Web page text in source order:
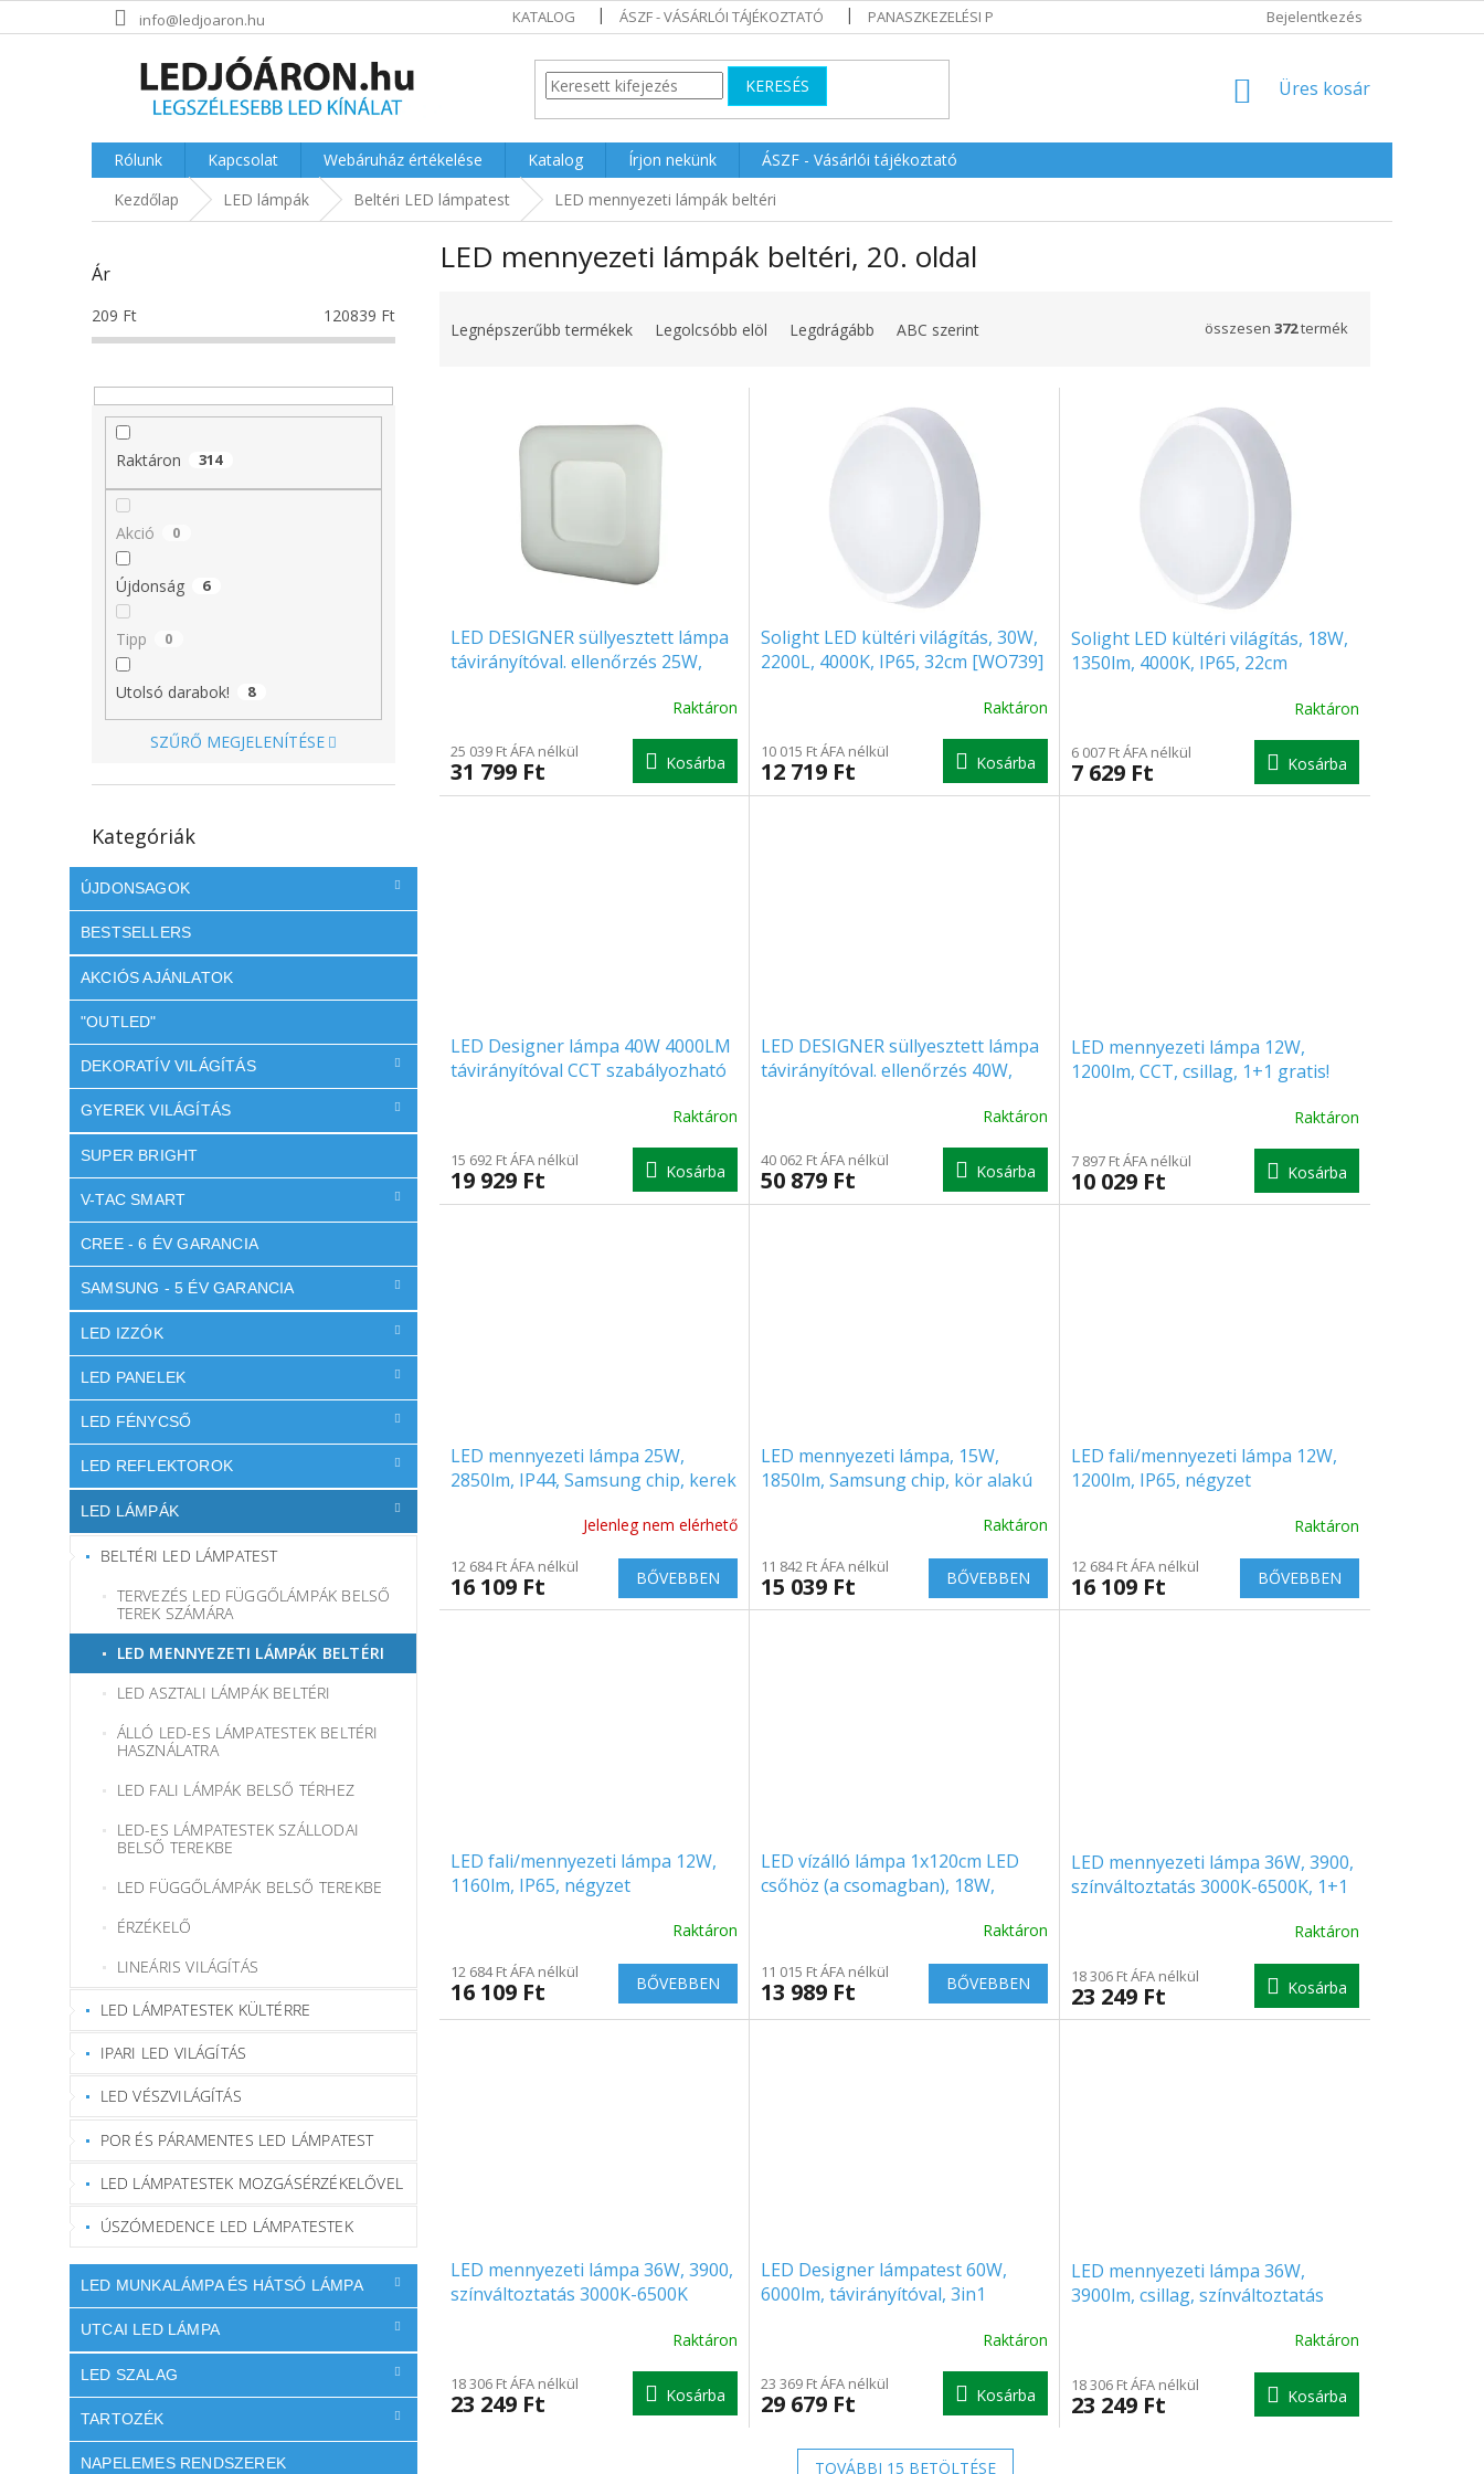
a
info@ledjoaron.hu KATALOG ÁSZF - VÁSÁRLÓI TÁJÉKOZTATÓ PANASZKEZELÉSI POLITIKA Bejelentkezés
KERESÉS KOSÁR
Üres kosár
Rólunk Kapcsolat Webáruház értékelése Katalog Írjon nekünk
ÁSZF - Vásárlói tájékoztató
Kezdőlap
LED lámpák Beltéri LED lámpatest LED mennyezeti lámpák beltéri
d
a
l
p
Ár
209 Ft 120839 Ft
Raktáron 314
Akció 0
Újdonság 6
Tipp 0
Utolsó darabok! 8
SZŰRŐ MEGJELENÍTÉSE
átugrása
Kategóriák
ÚJDONSAGOK
BESTSELLERS
AKCIÓS AJÁNLATOK
"OUTLED"
DEKORATÍV VILÁGÍTÁS
GYEREK VILÁGÍTÁS
SUPER BRIGHT
V-TAC SMART
CREE - 6 ÉV GARANCIA
SAMSUNG - 5 ÉV GARANCIA
LED IZZÓK
LED PANELEK
LED FÉNYCSŐ
LED REFLEKTOROK
LED LÁMPÁK
BELTÉRI LED LÁMPATEST
TERVEZÉS LED FÜGGŐLÁMPÁK BELSŐ
TEREK SZÁMÁRA
LED MENNYEZETI LÁMPÁK BELTÉRI
LED ASZTALI LÁMPÁK BELTÉRI
ÁLLÓ LED-ES LÁMPATESTEK BELTÉRI
HASZNÁLATRA
LED FALI LÁMPÁK BELSŐ TÉRHEZ
LED-ES LÁMPATESTEK SZÁLLODAI
BELSŐ TEREKBE
LED FÜGGŐLÁMPÁK BELSŐ TEREKBE
ÉRZÉKELŐ
LINEÁRIS VILÁGÍTÁS
LED LÁMPATESTEK KÜLTÉRRE
IPARI LED VILÁGÍTÁS
LED VÉSZVILÁGÍTÁS
POR ÉS PÁRAMENTES LED LÁMPATEST
LED LÁMPATESTEK MOZGÁSÉRZÉKELŐVEL
ÚSZÓMEDENCE LED LÁMPATESTEK
LED MUNKALÁMPA ÉS HÁTSÓ LÁMPA
UTCAI LED LÁMPA
LED SZALAG
TARTOZÉK
NAPELEMES RENDSZEREK
LED mennyezeti lámpák beltéri, 20. oldal
Legnépszerűbb termékek Legolcsóbb elöl Legdrágább ABC szerint összesen 372termék
LED DESIGNER süllyesztett lámpa
távirányítóval. ellenőrzés 25W,
Raktáron
25 039 Ft ÁFA nélkül
31 799 Ft Kosárba
Solight LED kültéri világítás, 30W,
2200L, 4000K, IP65, 32cm [WO739]
Raktáron
10 015 Ft ÁFA nélkül
12 719 Ft Kosárba
Solight LED kültéri világítás, 18W,
1350lm, 4000K, IP65, 22cm
Raktáron
6 007 Ft ÁFA nélkül
7 629 Ft Kosárba
LED Designer lámpa 40W 4000LM
távirányítóval CCT szabályozható
Raktáron
15 692 Ft ÁFA nélkül
19 929 Ft Kosárba
LED DESIGNER süllyesztett lámpa
távirányítóval. ellenőrzés 40W,
Raktáron
40 062 Ft ÁFA nélkül
50 879 Ft Kosárba
LED mennyezeti lámpa 12W,
1200lm, CCT, csillag, 1+1 gratis!
átlagos
értékelése
5-
Raktáron
7 897 Ft ÁFA nélkül
10 029 Ft Kosárba
LED mennyezeti lámpa 25W,
2850lm, IP44, Samsung chip, kerek
Jelenleg nem elérhető
12 684 Ft ÁFA nélkül
16 109 Ft BŐVEBBEN
LED mennyezeti lámpa, 15W,
1850lm, Samsung chip, kör alakú
Raktáron
11 842 Ft ÁFA nélkül
15 039 Ft BŐVEBBEN
LED fali/mennyezeti lámpa 12W,
1200lm, IP65, négyzet
Raktáron
12 684 Ft ÁFA nélkül
16 109 Ft BŐVEBBEN
LED fali/mennyezeti lámpa 12W,
1160lm, IP65, négyzet
Raktáron
12 684 Ft ÁFA nélkül
16 109 Ft BŐVEBBEN
LED vízálló lámpa 1x120cm LED
csőhöz (a csomagban), 18W,
Raktáron
11 015 Ft ÁFA nélkül
13 989 Ft BŐVEBBEN
LED mennyezeti lámpa 36W, 3900,
színváltoztatás 3000K-6500K, 1+1
átlagos
értékelése
5-
Raktáron
18 306 Ft ÁFA nélkül
23 249 Ft Kosárba
LED mennyezeti lámpa 36W, 3900,
színváltoztatás 3000K-6500K
Raktáron
18 306 Ft ÁFA nélkül
23 249 Ft Kosárba
LED Designer lámpatest 60W,
6000lm, távirányítóval, 3in1
átlagos
értékelése
Raktáron
23 369 Ft ÁFA nélkül
29 679 Ft Kosárba
LED mennyezeti lámpa 36W,
3900lm, csillag, színváltoztatás
Raktáron
18 306 Ft ÁFA nélkül
23 249 Ft Kosárba
TOVÁBBI 15 BETÖLTÉSE